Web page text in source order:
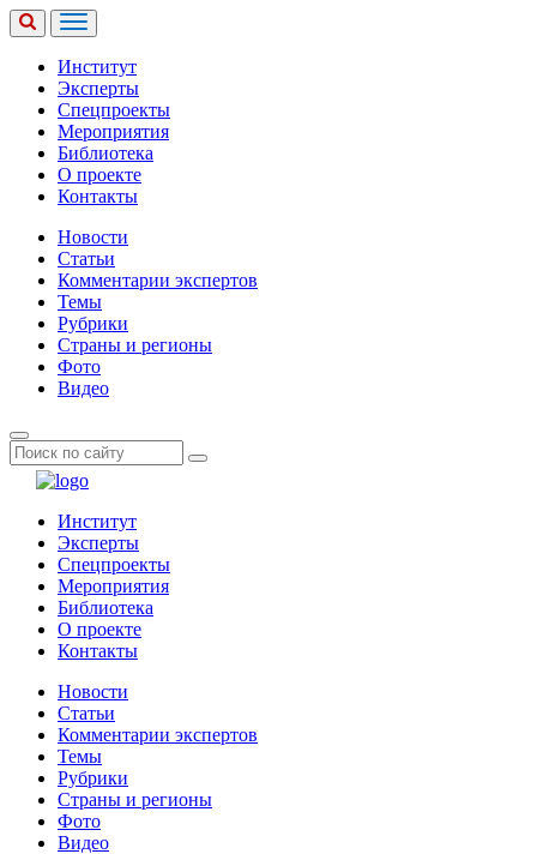
Институт
Эксперты
Спецпроекты
Мероприятия
Библиотека
О проекте
Контакты
Новости
Статьи
Комментарии экспертов
Темы
Рубрики
Страны и регионы
Фото
Видео
Институт
Эксперты
Спецпроекты
Мероприятия
Библиотека
О проекте
Контакты
Новости
Статьи
Комментарии экспертов
Темы
Рубрики
Страны и регионы
Фото
Видео